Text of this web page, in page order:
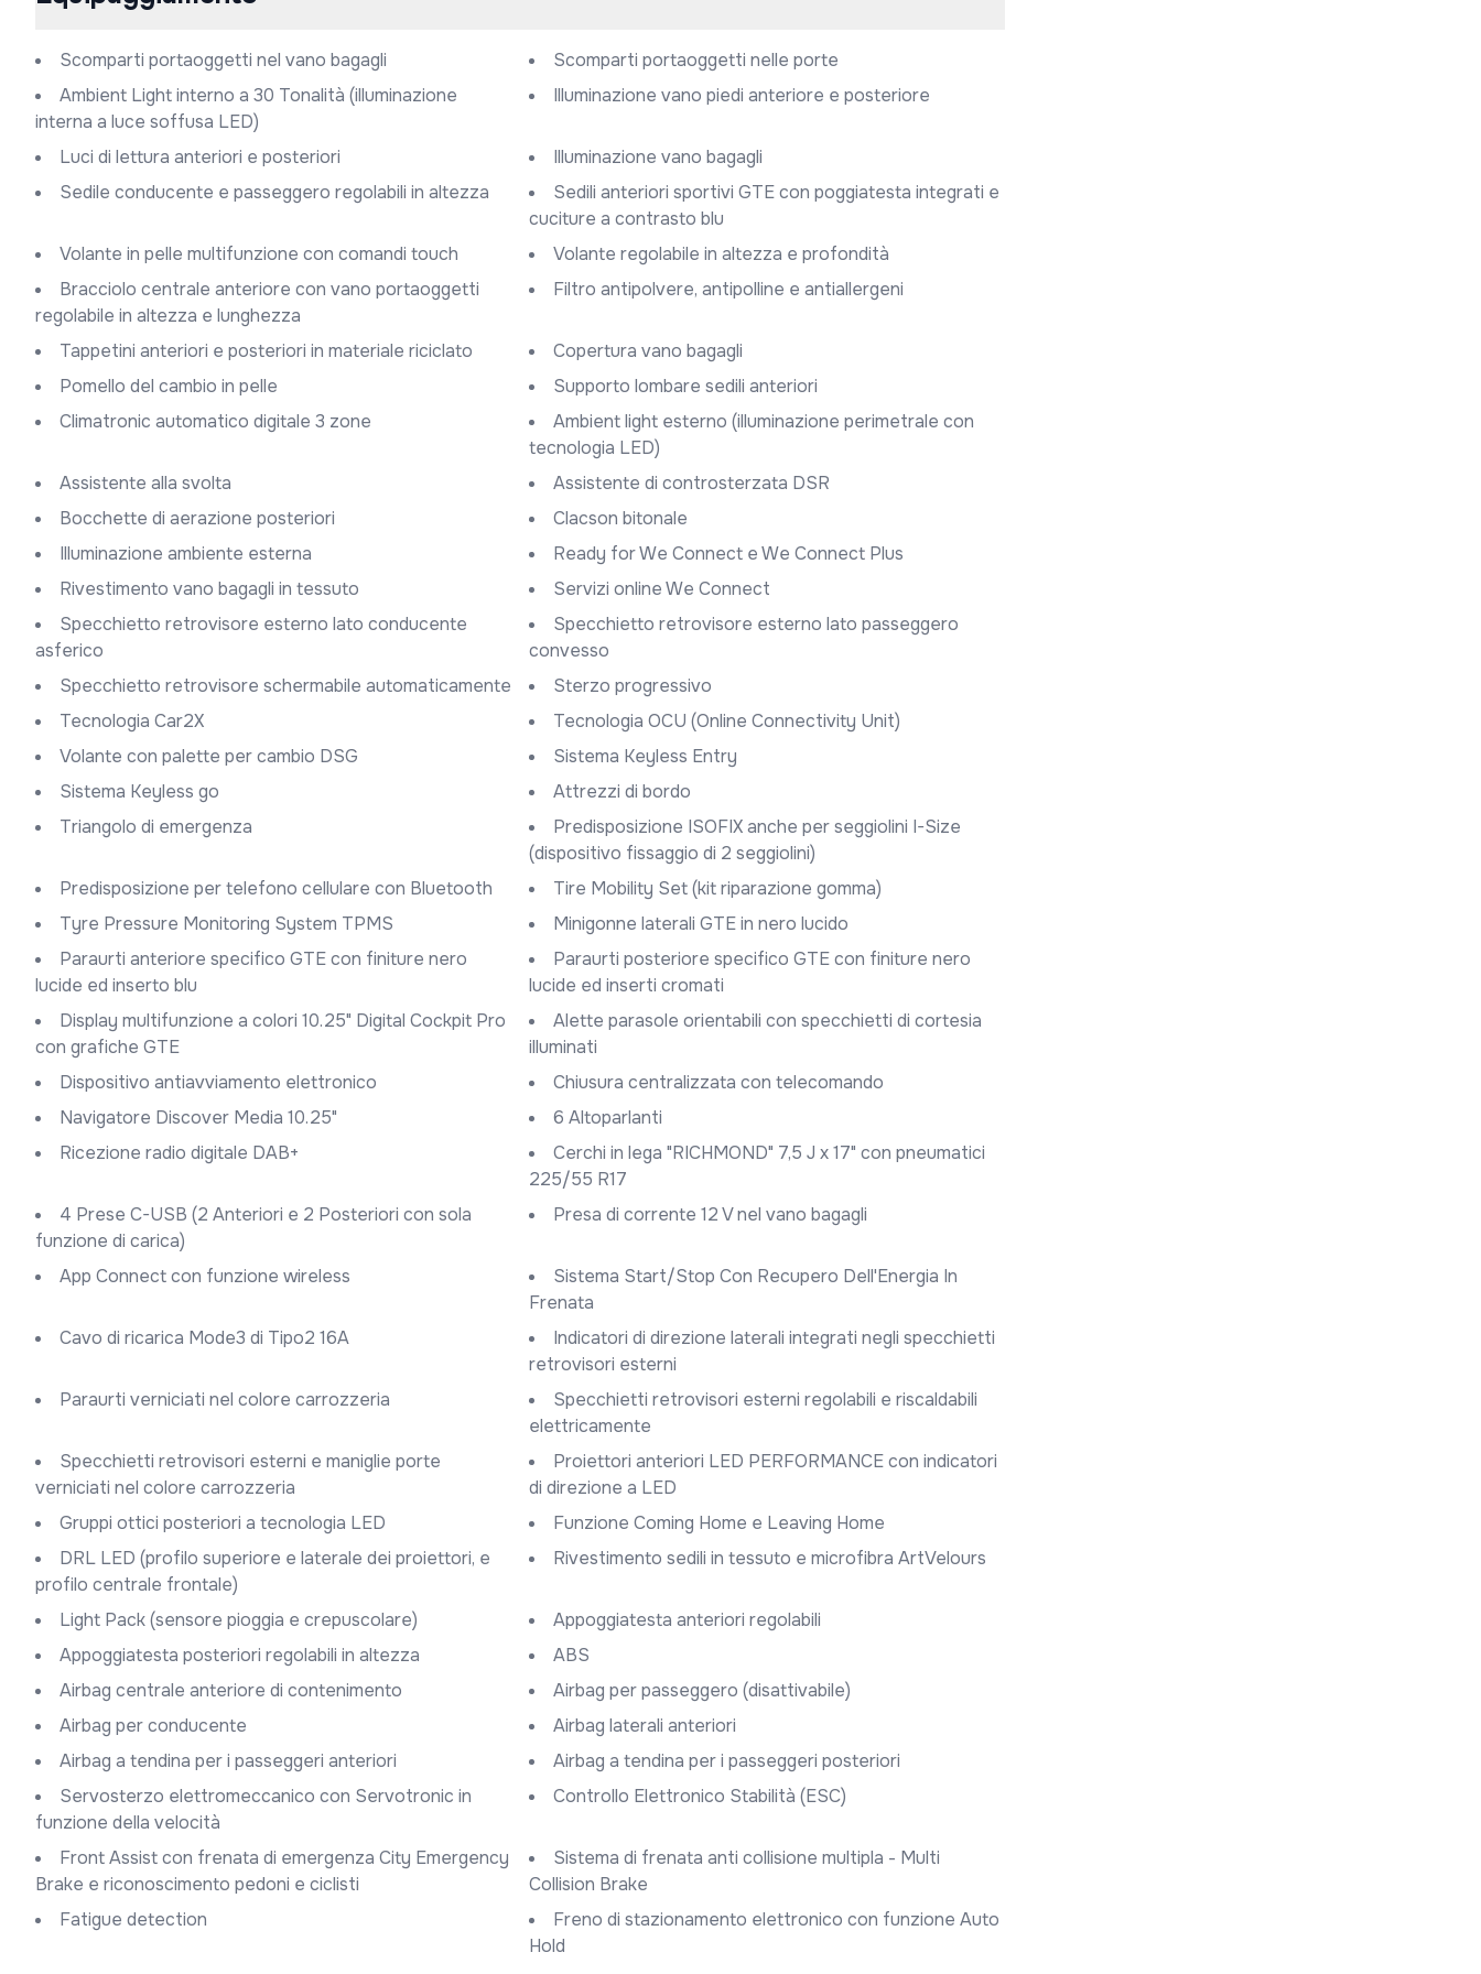
Scomparti portaoggetti nel vano bagagli
Scomparti portaoggetti nelle porte
Ambient Light interno a 30 Tonalità (illuminazione
interna a luce soffusa LED)
Illuminazione vano piedi anteriore e posteriore
Luci di lettura anteriori e posteriori
Illuminazione vano bagagli
Sedile conducente e passeggero regolabili in altezza
Sedili anteriori sportivi GTE con poggiatesta integrati e
cuciture a contrasto blu
Volante in pelle multifunzione con comandi touch
Volante regolabile in altezza e profondità
Bracciolo centrale anteriore con vano portaoggetti
regolabile in altezza e lunghezza
Filtro antipolvere, antipolline e antiallergeni
Tappetini anteriori e posteriori in materiale riciclato
Copertura vano bagagli
Pomello del cambio in pelle
Supporto lombare sedili anteriori
Climatronic automatico digitale 3 zone
Ambient light esterno (illuminazione perimetrale con
tecnologia LED)
Assistente alla svolta
Assistente di controsterzata DSR
Bocchette di aerazione posteriori
Clacson bitonale
Illuminazione ambiente esterna
Ready for We Connect e We Connect Plus
Rivestimento vano bagagli in tessuto
Servizi online We Connect
Specchietto retrovisore esterno lato conducente
asferico
Specchietto retrovisore esterno lato passeggero
convesso
Specchietto retrovisore schermabile automaticamente
Sterzo progressivo
Tecnologia Car2X
Tecnologia OCU (Online Connectivity Unit)
Volante con palette per cambio DSG
Sistema Keyless Entry
Sistema Keyless go
Attrezzi di bordo
Triangolo di emergenza
Predisposizione ISOFIX anche per seggiolini I-Size
(dispositivo fissaggio di 2 seggiolini)
Predisposizione per telefono cellulare con Bluetooth
Tire Mobility Set (kit riparazione gomma)
Tyre Pressure Monitoring System TPMS
Minigonne laterali GTE in nero lucido
Paraurti anteriore specifico GTE con finiture nero
lucide ed inserto blu
Paraurti posteriore specifico GTE con finiture nero
lucide ed inserti cromati
Display multifunzione a colori 10.25" Digital Cockpit Pro
con grafiche GTE
Alette parasole orientabili con specchietti di cortesia
illuminati
Dispositivo antiavviamento elettronico
Chiusura centralizzata con telecomando
Navigatore Discover Media 10.25"
6 Altoparlanti
Ricezione radio digitale DAB+
Cerchi in lega "RICHMOND" 7,5 J x 17" con pneumatici
225/55 R17
4 Prese C-USB (2 Anteriori e 2 Posteriori con sola
funzione di carica)
Presa di corrente 12 V nel vano bagagli
App Connect con funzione wireless
Sistema Start/Stop Con Recupero Dell'Energia In
Frenata
Cavo di ricarica Mode3 di Tipo2 16A
Indicatori di direzione laterali integrati negli specchietti
retrovisori esterni
Paraurti verniciati nel colore carrozzeria
Specchietti retrovisori esterni regolabili e riscaldabili
elettricamente
Specchietti retrovisori esterni e maniglie porte
verniciati nel colore carrozzeria
Proiettori anteriori LED PERFORMANCE con indicatori
di direzione a LED
Gruppi ottici posteriori a tecnologia LED
Funzione Coming Home e Leaving Home
DRL LED (profilo superiore e laterale dei proiettori, e
profilo centrale frontale)
Rivestimento sedili in tessuto e microfibra ArtVelours
Light Pack (sensore pioggia e crepuscolare)
Appoggiatesta anteriori regolabili
Appoggiatesta posteriori regolabili in altezza
ABS
Airbag centrale anteriore di contenimento
Airbag per passeggero (disattivabile)
Airbag per conducente
Airbag laterali anteriori
Airbag a tendina per i passeggeri anteriori
Airbag a tendina per i passeggeri posteriori
Servosterzo elettromeccanico con Servotronic in
funzione della velocità
Controllo Elettronico Stabilità (ESC)
Front Assist con frenata di emergenza City Emergency
Brake e riconoscimento pedoni e ciclisti
Sistema di frenata anti collisione multipla - Multi
Collision Brake
Fatigue detection
Freno di stazionamento elettronico con funzione Auto
Hold